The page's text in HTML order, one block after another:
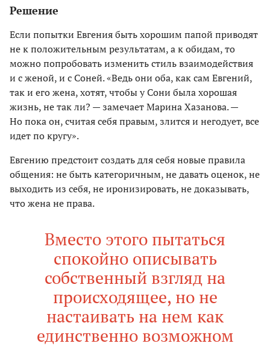
Решение
Если попытки Евгения быть хорошим папой приводят
не к положительным результатам, а к обидам, то
можно попробовать изменить стиль взаимодействия
и с женой, и с Соней. «Ведь они оба, как сам Евгений,
так и его жена, хотят, чтобы у Сони была хорошая
жизнь, не так ли? — замечает Марина Хазанова. —
Но пока он, считая себя правым, злится и негодует, все
идет по кругу».
Евгению предстоит создать для себя новые правила
общения: не быть категоричным, не давать оценок, не
выходить из себя, не иронизировать, не доказывать,
что жена не права.
Вместо этого пытаться
спокойно описывать
собственный взгляд на
происходящее, но не
настаивать на нем как
единственно возможном